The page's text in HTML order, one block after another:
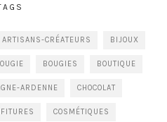
ARTISANS-CRÉATEURS BIJOUX
BOUGIES BOUTIQUE
ARDENNE CHOCOLAT
COSMÉTIQUES